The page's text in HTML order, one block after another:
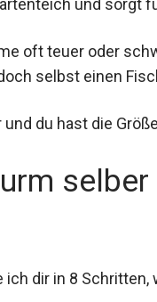
und sorgt
oft teuer oder
selbst einen
du hast die
ich dir in 8